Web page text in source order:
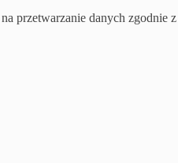
przetwarzanie danych zgodnie